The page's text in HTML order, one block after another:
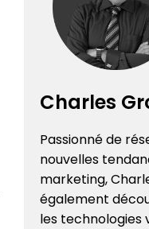
Charles
Passionné de
nouvelles
marketing,
également
les